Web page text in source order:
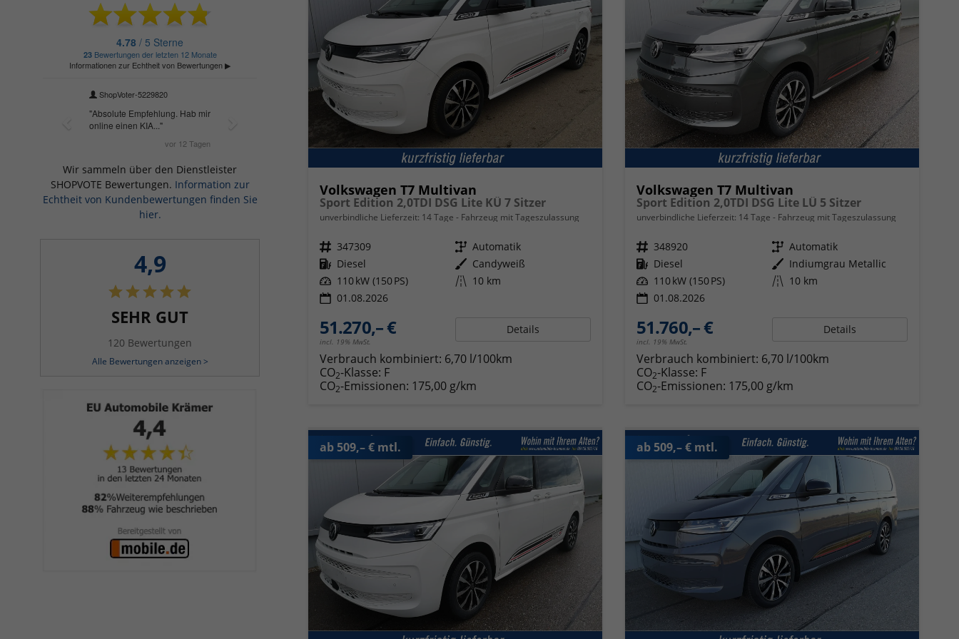
Volkswagen T7 Multivan
Sport Edition 2,0TDI DSG Lite KÜ 7 Sitzer
unverbindliche Lieferzeit: 14 Tage Fahrzeug mit Tageszulassung
Fahrzeugnr. 347309 Getriebe Automatik
Kraftstoff Diesel Außenfarbe Candyweiß
Leistung 110 kW (150 PS) Kilometerstand 10 km
01.08.2026
51.270,– €
incl. 19% MwSt.
Details
Verbrauch kombiniert: 6,70 l/100km
CO2-Klasse: F
CO2-Emissionen: 175,00 g/km
Volkswagen T7 Multivan
Sport Edition 2,0TDI DSG Lite LÜ 5 Sitzer
unverbindliche Lieferzeit: 14 Tage Fahrzeug mit Tageszulassung
Fahrzeugnr. 348920 Getriebe Automatik
Kraftstoff Diesel Außenfarbe Indiumgrau Metallic
Leistung 110 kW (150 PS) Kilometerstand 10 km
01.08.2026
51.760,– €
incl. 19% MwSt.
Details
Verbrauch kombiniert: 6,70 l/100km
CO2-Klasse: F
CO2-Emissionen: 175,00 g/km
ab 509,– € mtl. ab 509,– € mtl.
Wir sammeln über den Dienstleister
SHOPVOTE Bewertungen. Information zur
Echtheit von Kundenbewertungen finden Sie
hier.
4,9
SEHR GUT
120 Bewertungen
Alle Bewertungen anzeigen >